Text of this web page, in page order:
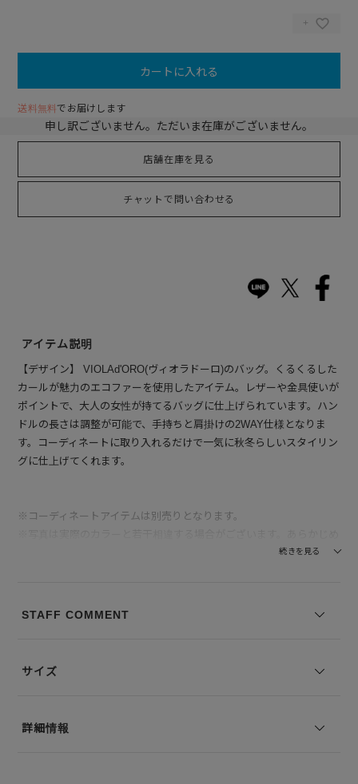
カートに入れる
送料無料でお届けします
申し訳ございません。ただいま在庫がございません。
店舗在庫を見る
チャットで問い合わせる
アイテム説明
【デザイン】 VIOLAd'ORO(ヴィオラドーロ)のバッグ。くるくるした
カールが魅力のエコファーを使用したアイテム。レザーや金具使いが
ポイントで、大人の女性が持てるバッグに仕上げられています。ハン
ドルの長さは調整が可能で、手持ちと肩掛けの2WAY仕様となりま
す。コーディネートに取り入れるだけで一気に秋冬らしいスタイリン
グに仕上げてくれます。
※コーディネートアイテムは別売りとなります。
続きを見る
STAFF COMMENT
サイズ
詳細情報